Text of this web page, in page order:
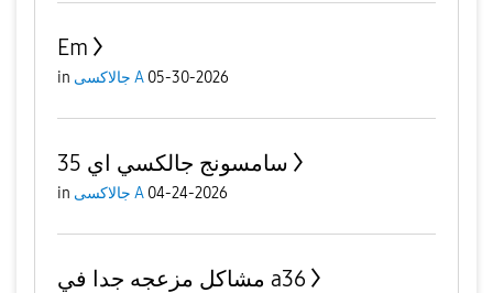
Em
in جالاكسى A 05-30-2026
سامسونج جالكسي اي 35
in جالاكسى A 04-24-2026
مشاكل مزعجه جدا في a36